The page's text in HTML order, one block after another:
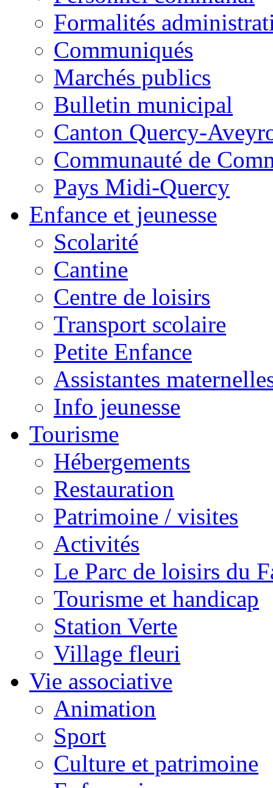
Formalités
Communiqués
Marchés publics
Bulletin municipal
Canton Quercy-
Communauté de
Pays Midi-Quercy
Enfance et jeunesse
Scolarité
Cantine
Centre de loisirs
Transport scolaire
Petite Enfance
Assistantes
Info jeunesse
Tourisme
Hébergements
Restauration
Patrimoine / visites
Activités
Le Parc de loisirs du
Tourisme et handicap
Station Verte
Village fleuri
Vie associative
Animation
Sport
Culture et patrimoine